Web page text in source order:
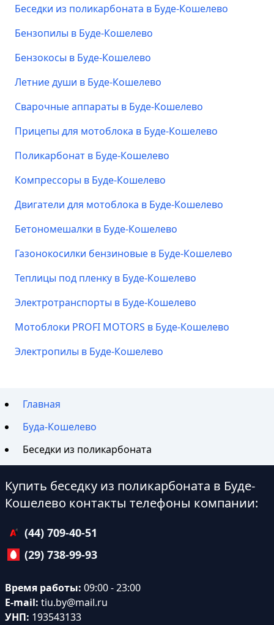
Беседки из поликарбоната в Буде-Кошелево
Бензопилы в Буде-Кошелево
Бензокосы в Буде-Кошелево
Летние души в Буде-Кошелево
Сварочные аппараты в Буде-Кошелево
Прицепы для мотоблока в Буде-Кошелево
Поликарбонат в Буде-Кошелево
Компрессоры в Буде-Кошелево
Двигатели для мотоблока в Буде-Кошелево
Бетономешалки в Буде-Кошелево
Газонокосилки бензиновые в Буде-Кошелево
Теплицы под пленку в Буде-Кошелево
Электротранспорты в Буде-Кошелево
Мотоблоки PROFI MOTORS в Буде-Кошелево
Электропилы в Буде-Кошелево
Главная
Буда-Кошелево
Беседки из поликарбоната
Купить беседку из поликарбоната в Буде-
Кошелево контакты телефоны компании:
(44) 709-40-51
(29) 738-99-93
Время работы: 09:00 - 23:00
E-mail: tiu.by@mail.ru
УНП: 193543133